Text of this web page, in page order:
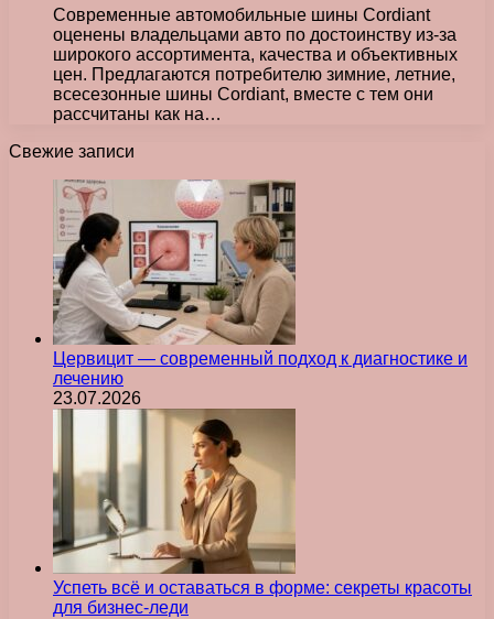
Современные автомобильные шины Cordiant
оценены владельцами авто по достоинству из-за
широкого ассортимента, качества и объективных
цен. Предлагаются потребителю зимние, летние,
всесезонные шины Cordiant, вместе с тем они
рассчитаны как на…
Свежие записи
Цервицит — современный подход к диагностике и
лечению
23.07.2026
Успеть всё и оставаться в форме: секреты красоты
для бизнес-леди